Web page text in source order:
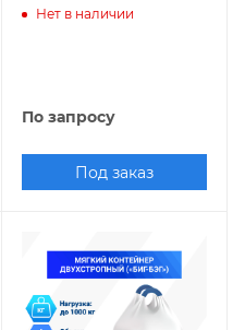
140г/м2
Нет в наличии
По запросу
Под заказ